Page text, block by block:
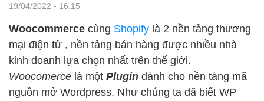
19/04/2022 - 16:15
Woocommerce cùng Shopify là 2 nền tảng thương
mại điện tử , nền tảng bán hàng được nhiều nhà
kinh doanh lựa chọn nhất trên thế giới.
Woocomerce là một Plugin dành cho nền tàng mã
nguồn mở Wordpress. Như chúng ta đã biết WP